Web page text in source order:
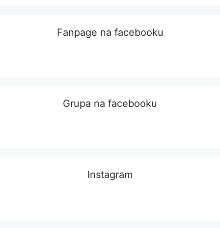
Fanpage na facebooku
Grupa na facebooku
Instagram